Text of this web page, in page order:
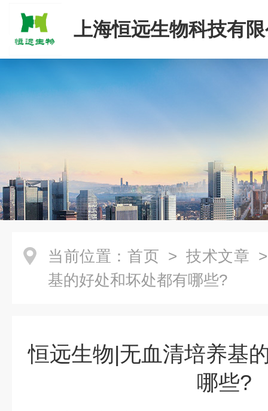
上海恒远生物科技有
当前位置： 首页 > 技术文章
基的好处和坏处都有哪些?
恒远生物|无血清培养基
哪些?